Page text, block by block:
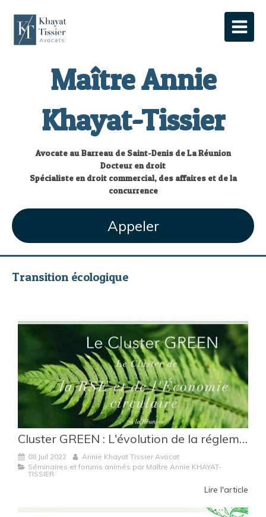
Maître Annie
Khayat-Tissier
Avocate au Barreau de Saint-Denis de La Réunion
Docteur en droit
Spécialiste en droit commercial, des affaires et de la
concurrence
Appeler
Transition écologique
Cluster GREEN : L'évolution de la réglementation en matière d'affichage environnemental.
08 Juil 2022
Annie Khayat Tissier Avocat
Séminaires et forums animés par Maître Annie KHAYAT-
TISSIER
Lire l'article